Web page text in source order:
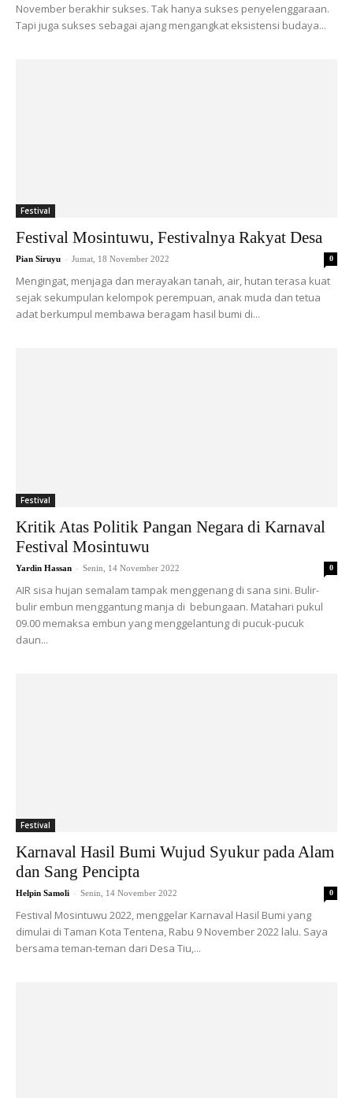
November berakhir sukses. Tak hanya sukses penyelenggaraan.
Tapi juga sukses sebagai ajang mengangkat eksistensi budaya...
Festival
Festival Mosintuwu, Festivalnya Rakyat Desa
Pian Siruyu - Jumat, 18 November 2022 0
Mengingat, menjaga dan merayakan tanah, air, hutan terasa kuat
sejak sekumpulan kelompok perempuan, anak muda dan tetua
adat berkumpul membawa beragam hasil bumi di...
Festival
Kritik Atas Politik Pangan Negara di Karnaval
Festival Mosintuwu
Yardin Hassan - Senin, 14 November 2022 0
AIR sisa hujan semalam tampak menggenang di sana sini. Bulir-
bulir embun menggantung manja di bebungaan. Matahari pukul
09.00 memaksa embun yang menggelantung di pucuk-pucuk
daun...
Festival
Karnaval Hasil Bumi Wujud Syukur pada Alam
dan Sang Pencipta
Helpin Samoli - Senin, 14 November 2022 0
Festival Mosintuwu 2022, menggelar Karnaval Hasil Bumi yang
dimulai di Taman Kota Tentena, Rabu 9 November 2022 lalu. Saya
bersama teman-teman dari Desa Tiu,...